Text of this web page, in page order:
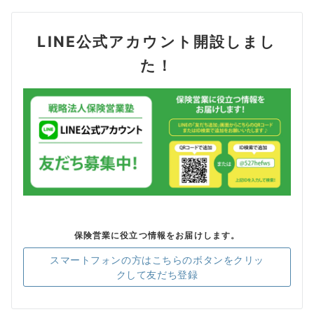
LINE公式アカウント開設しまし
た！
保険営業に役立つ情報をお届けします。
スマートフォンの方はこちらのボタンをクリッ
クして友だち登録